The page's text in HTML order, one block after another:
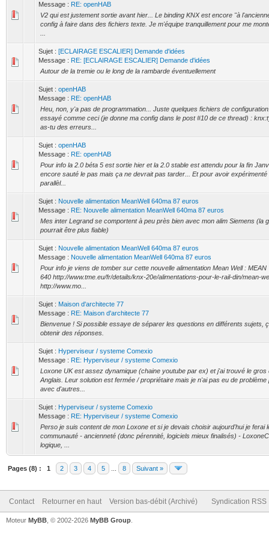
Message : RE: openHAB
V2 qui est justement sortie avant hier... Le binding KNX est encore "à
config à faire dans des fichiers texte. Je m'équipe tranquillement pour me
Sujet : [ECLAIRAGE ESCALIER] Demande d'idées
Message : RE: [ECLAIRAGE ESCALIER] Demande d'idées
Autour de la tremie ou le long de la rambarde éventuellement
Sujet : openHAB
Message : RE: openHAB
Heu, non, y'a pas de programmation... Juste quelques fichiers de
essayé comme ceci (je donne ma config dans le post #10 de ce thread) :
as-tu des erreurs...
Sujet : openHAB
Message : RE: openHAB
Pour info la 2.0 béta 5 est sortie hier et la 2.0 stable est attendu pour la fin
encore sauté le pas mais ça ne devrait pas tarder... Et pour avoir expérimenté
parallèl...
Sujet : Nouvelle alimentation MeanWell 640ma 87 euros
Message : RE: Nouvelle alimentation MeanWell 640ma 87 euros
Mes inter Legrand se comportent à peu près bien avec mon alim Siemens (la
pourrait être plus fiable)
Sujet : Nouvelle alimentation MeanWell 640ma 87 euros
Message : Nouvelle alimentation MeanWell 640ma 87 euros
Pour info je viens de tomber sur cette nouvelle alimentation Mean Well : MEAN
640 http://www.tme.eu/fr/details/knx-20e/alimentations-pour-le-rail-din/mean-
http://www.mo...
Sujet : Maison d'architecte 77
Message : RE: Maison d'architecte 77
Bienvenue ! Si possible essaye de séparer les questions en différents sujets,
obtenir des réponses.
Sujet : Hyperviseur / systeme Comexio
Message : RE: Hyperviseur / systeme Comexio
Loxone UK est assez dynamique (chaine youtube par ex) et j'ai trouvé le gros
Anglais. Leur solution est fermée / propriétaire mais je n'ai pas eu de problème
avec d'autres...
Sujet : Hyperviseur / systeme Comexio
Message : RE: Hyperviseur / systeme Comexio
Perso je suis content de mon Loxone et si je devais choisir aujourd'hui je ferai
communauté - ancienneté (donc pérennité, logiciels mieux finalisés) -
logique, ...
Pages (8) : 1 2 3 4 5 8 Suivant »
Contact Retourner en haut Version bas-débit (Archivé) Syndication RSS
Moteur MyBB , © 2002-2026 MyBB Group